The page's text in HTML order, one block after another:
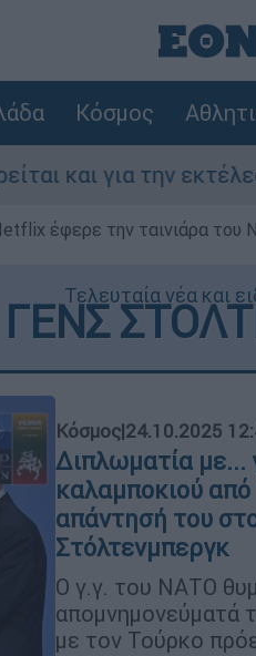
Κόσμος
εκτέλεση Ζαμπούνη
έφερε την ταινιάρα
Τελευταία νέα και
ΓΕΝΣ
Κόσμος|24.10.2025
Διπλωματία με...
καλαμποκιού
απάντησή του
Στόλτενμπεργκ
Ο γ.γ. του ΝΑΤΟ
απομνημονεύματά
με τον Τούρκο